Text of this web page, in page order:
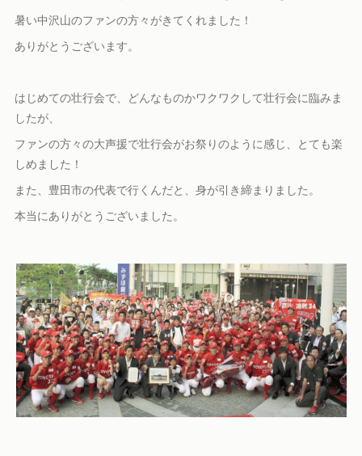
暑い中沢山のファンの方々がきてくれました！
ありがとうございます。
はじめての壮行会で、どんなものかワクワクして壮行会に臨みま
したが、
ファンの方々の大声援で壮行会がお祭りのように感じ、とても楽
しめました！
また、豊田市の代表で行くんだと、身が引き締まりました。
本当にありがとうございました。